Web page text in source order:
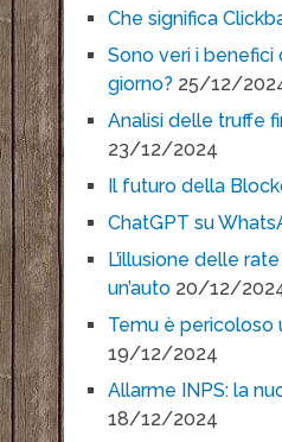
Che significa
Sono veri i benefici
giorno? 25/12/
Analisi delle truffe
23/12/2024
Il futuro della
ChatGPT su
L’illusione delle
un’auto 20/12/
Temu è pericoloso
19/12/2024
Allarme INPS: la
18/12/2024